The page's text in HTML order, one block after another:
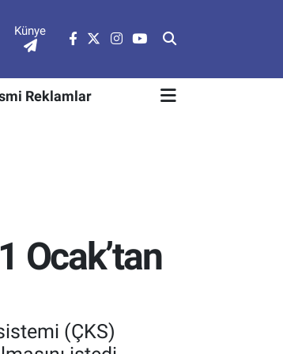
Künye
Reklamlar
Ocak’tan
(ÇKS)